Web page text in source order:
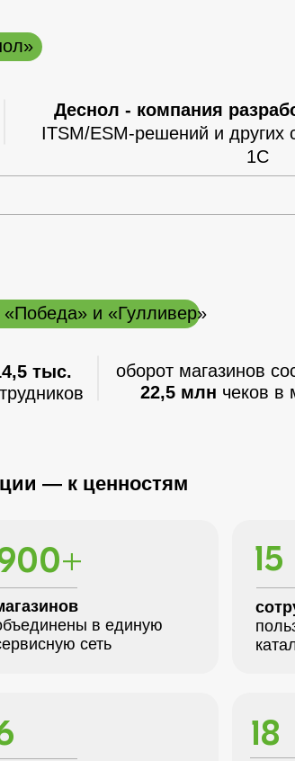
Деснол - компания
ITSM/ESM-решений и других
1С
оборот магазинов
22,5 млн чеков в
тыс.
«Победа» и «Гулливер»
18
— к ценностям
в единую
сеть